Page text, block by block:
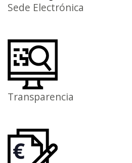
Sede Electrónica
Transparencia